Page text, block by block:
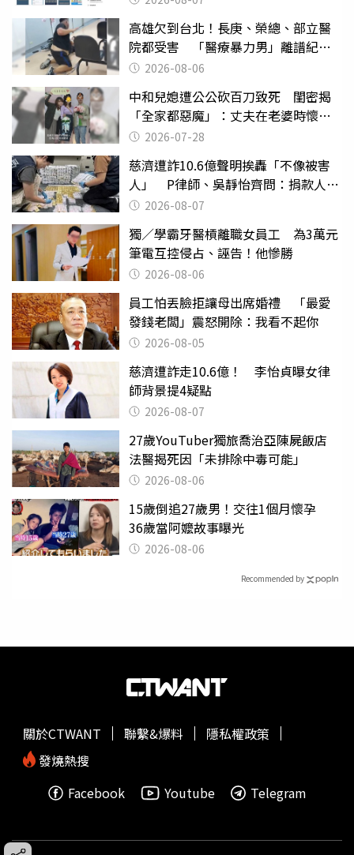
高雄欠到台北！長庚、榮總、部立醫
院都受害 「醫療暴力男」離譜紀錄
曝光2026-08-06
中和兒媳遭公公砍百刀致死 閨密揭
「全家都惡魔」：丈夫在老婆時懷孕
摔東西
2026-07-28
慈濟遭詐10.6億聲明挨轟「不像被害
人」 P律師、吳靜怡齊問：捐款人有
權知道真相
2026-08-07
獨／學霸牙醫槓離職女員工 為3萬元
筆電互控侵占、誣告！他慘勝
2026-08-06
員工怕丟臉拒讓母出席婚禮 「最愛
發錢老闆」震怒開除：我看不起你
2026-08-05
慈濟遭詐走10.6億！ 李怡貞曝女律
師背景提4疑點
2026-08-07
27歲YouTuber獨旅喬治亞陳屍飯店
法醫揭死因「未排除中毒可能」
2026-08-06
15歲倒追27歲男！交往1個月懷孕
36歲當阿嬤故事曝光
2026-08-06
Recommended by
關於CTWANT 聯繫&爆料
隱私權政策
發燒熱搜
Facebook
Youtube Telegram